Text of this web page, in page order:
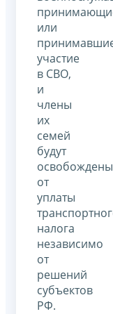
или
участие
в СВО,
и
члены
их
семей
будут
освобождены
от
уплаты
налога
независимо
от
решений
субъектов
РФ.